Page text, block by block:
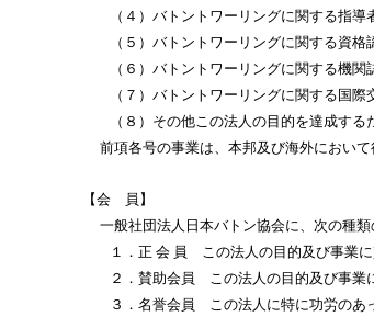
（４）バトントワーリングに関する指
（５）バトントワーリングに関する資格
（６）バトントワーリングに関する機
（７）バトントワーリングに関する国
（８）その他この法人の目的を達成する
前項各号の事業は、本邦及び海外において
【会 員】
一般社団法人日本バトン協会に、次の種類
１．正 会 員 この法人 の目的及び事業
２．賛助会員 この法人の目的及び事業
３．名誉会員 この法人に特に功労のあ